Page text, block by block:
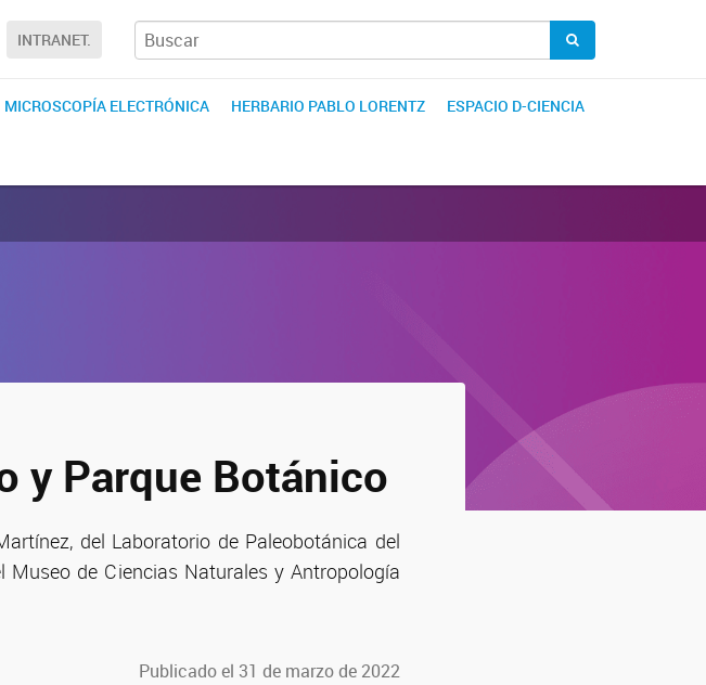
INTRANET.
MICROSCOPÍA ELECTRÓNICA HERBARIO PABLO LORENTZ ESPACIO D-CIENCIA
y Parque Botánico
del Laboratorio de Paleobotánica del
Museo de Ciencias Naturales y Antropología
Publicado el 31 de marzo de 2022